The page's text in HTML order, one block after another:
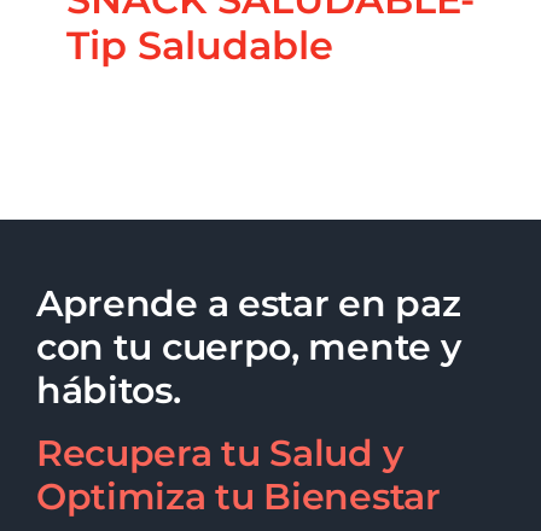
Tip Saludable
Aprende a estar en paz
con tu cuerpo, mente y
hábitos.
Recupera tu Salud y
Optimiza tu Bienestar